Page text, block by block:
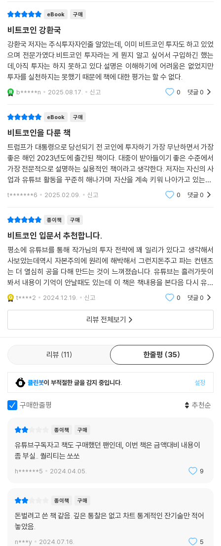
다는 사실을 인정한다! 극단적으로 이야기하자면 우리는 최소한 투자 분
야에서는 편향이 가득한 두뇌의 지배를 받으므로, 어떤 투자 결정을 직접
하면 안 되는 하찮은 존재라고 생각하는 것이다. 두 번째, 검증된 레시피를
선택해서 그대로 따라한다! 직접 뭔가 하려고 하지 말고, 그냥 검증된 레시
피를 골라서 그대로 따라하면 된다. 어떤가, 쉽지 않은가?
눈앞에 다가온 2024년 투자의 기회,
월 후에 최고점에 도달한다. 2024년 4월 반감기의 코앞에 와 있는 현재,
비트코인 가격은 가파른 상승추세를 보이고 있으나 비트코인의 시가총액
이 커지면서 새로운 반감기에 얻을 수 있는 기대수익은 감소하고 있다. 1차
반감기 전후로 620배 올랐던 비트코인이 2차 반감기 전후에는 100배, 3
차 반감기 전후에는 22배밖에 안 올랐다. 4차 반감기 전후 수익률은 3차
반감기 후보다 작을 것으로 추정된다. 그럼에도 불구하고 만약 비트코인이
의 수익은 기대할 만하다. 이것을 가능하게 해 주는 게 바로 검증된 투자법
을 바로 이 책에 담은 것이다. 이 책에서 소개한 다양한 투자 레시피 중 본
인에게 맞는 것을 선택하여 그대로 따라해 보자. 다시 한번 강조한다. 그냥
따라하자! 비트코인 4차 반감기의 수혜를 받을 수 있을 것이다.
eBook 구매
비트코인 강환국
강환국 저자는 주식투자자인줄 알았는데, 이미 비트코인 투자도 하고 있었
으며 전문가였다.비트코인 투자라는 게 뭔지 알고 싶어서 구입하긴 했는
데,아직 투자는 하지 못하고 있다.설명은 이해하기에 어려움은 없었지만
투자를 실천하지는 못했기 때문에 책에 대한 평가는 할 수 없다.
b*****n 2025.08.17. 신고 0 댓글0
eBook 구매
비트코인을 다룬 책
트럼프가 대통령으로 당선되기 전 코인에 투자하기 가장 무난하면서 가장
좋은 해인 2023년도에 출간된 책이다. 대중이 받아들이기 좋은 수준에서
가장 전문적으로 설명하는 실용적인 책이라고 생각한다. 저자는 자신의 사
업과 유튜브 활동을 꾸준히 해나가며 자산을 계속 키워 나아가고 있는데,
그 중에 하나인 코인이라는 자산의 투자법을 여러 유튜브 영상을 통해 설
t*******6 2025.02.09. 신고 0 댓글0
종이책 구매
비트코인 입문서 추천합니다.
평소에 유튜브를 통해 작가님의 투자 전략에 꽤 일리가 있다고 생각해서
사보았는데역시 자본주의에 원리에 해박해서 그런지돈주고 파는 컨텐츠
는 더 열심히 공을 다해 만드는 것이 느껴졌습니다. 유튜브는 흘러가듯이
봐서 내용이 기억이 안날때도 있는데 이 책은 책내용을 본다음 다시 유튜
브를 볼 수 있어 복습효과도 있네요.
t****2 2024.12.19. 신고 0 댓글0
리뷰 전체보기
리뷰 11 한줄평 35
클린봇이 부적절한 글을 감지 중입니다. 설정
구매한줄평 추천순
종이책 구매
유튜브구독자고 책도 구매했던 팬인데, 이번 책은 금액대비 내용이
좀 부실.. 퀄리티는 쏘쏘
h******5 2024.04.05. 9
종이책 구매
돈벌려고 쓴 책 같음. 깊은 통찰은 없고 차트 통계적인 잔기술만 적어
놓았음.
n***y 2024.07.16. 5